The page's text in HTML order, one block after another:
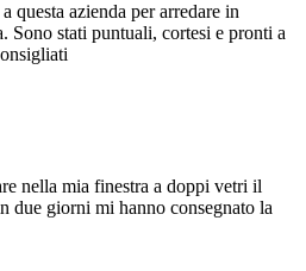
questa azienda per arredare in
Sono stati puntuali, cortesi e pronti a
nella mia finestra a doppi vetri il
due giorni mi hanno consegnato la